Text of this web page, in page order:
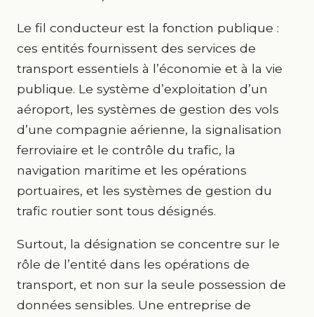
Le fil conducteur est la fonction publique :
ces entités fournissent des services de
transport essentiels à l’économie et à la vie
publique. Le système d’exploitation d’un
aéroport, les systèmes de gestion des vols
d’une compagnie aérienne, la signalisation
ferroviaire et le contrôle du trafic, la
navigation maritime et les opérations
portuaires, et les systèmes de gestion du
trafic routier sont tous désignés.
Surtout, la désignation se concentre sur le
rôle de l’entité dans les opérations de
transport, et non sur la seule possession de
données sensibles. Une entreprise de